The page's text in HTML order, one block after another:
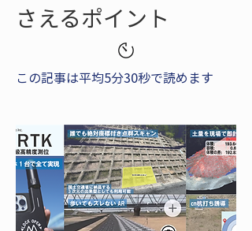
さえるポイント
この記事は平均5分30秒で読めます